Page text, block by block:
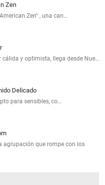
Zen
Zen" , una can…
y optimista, llega desde Nue…
Delicado
para sensibles, co…
agrupación que rompe con los